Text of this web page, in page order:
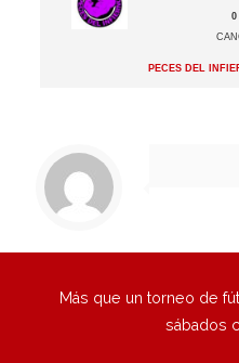
0
Peces del
Más que un torneo de
sábados